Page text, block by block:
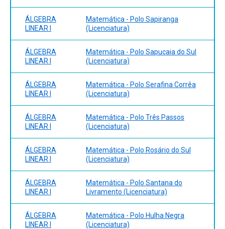
ÁLGEBRA
LINEAR I
Matemática - Polo Sapiranga
(Licenciatura)
ÁLGEBRA
LINEAR I
Matemática - Polo Sapucaia do Sul
(Licenciatura)
ÁLGEBRA
LINEAR I
Matemática - Polo Serafina Corrêa
(Licenciatura)
ÁLGEBRA
LINEAR I
Matemática - Polo Três Passos
(Licenciatura)
ÁLGEBRA
LINEAR I
Matemática - Polo Rosário do Sul
(Licenciatura)
ÁLGEBRA
LINEAR I
Matemática - Polo Santana do
Livramento (Licenciatura)
ÁLGEBRA
LINEAR I
Matemática - Polo Hulha Negra
(Licenciatura)